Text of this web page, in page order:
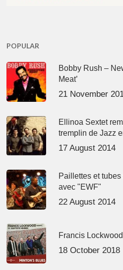
POPULAR
Bobby Rush –
Meat’
21 November
Ellinoa Sextet
tremplin de Jazz
17 August 2014
Paillettes et
avec "EWF"
22 August 2014
Francis
18 October 2018